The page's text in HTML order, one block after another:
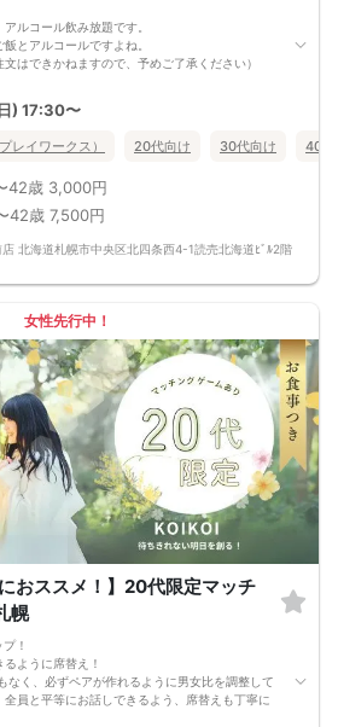
ルコール飲み放題です。
とアルコールですよね。
文はできかねますので、予めご了承ください）
すし、友達作りにも最適です。
クとなります。
んので、予めご了承ください）
話のキッカケもバッチリ★
はじめまして」から会話を楽しみましょう。
由★
り行います。
を促すアナウンスをいたしますので、「連絡先交
同性同士でお申し込みください。
多くのお客様はカジュアルな格好でおこしになら
点で男性３名・女性３名以上のお申し込みからに
ンセルで比率が崩れた場合や開催判断人数を下
はいたしませんのでご了承ください。
込み状況」等はキャンセルなどで当日の参加人
ございます。
内で受付いたします。店内に入り店員に「街コン
ので、出ないようにご準備お願いします。
証をお持ちください。イベントの対象年齢でない
とみなす可能性があります。
のキャンセル、途中キャンセルは出来ません。
への返金額は、チケット代金となり、交通費、宿
ん。
す。
すべての事項に同意したと判断いたします。
) 17:30〜
レイワークス） 20代向け 30代向け 40代
42歳 3,000円
42歳 7,500円
北海道札幌市中央区北四条西4-1読売北海道ﾋﾞﾙ2階
女性先行中！
おススメ！】20代限定マッチ
幌
！
ように席替え！
く、必ずペアが作れるように男女比を調整して
員と平等にお話しできるよう、席替えも丁寧に